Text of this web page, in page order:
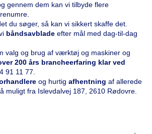
gennem dem kan vi tilbyde flere
du søger, så kan vi sikkert skaffe det.
båndsavblade efter mål med dag-til-dag
valg og brug af værktøj og maskiner og
200 års brancheerfaring klar ved
91 11 77.
og hurtig afhentning af allerede
muligt fra Islevdalvej 187, 2610 Rødovre.